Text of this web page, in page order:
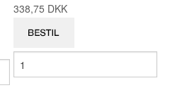
338,75 DKK